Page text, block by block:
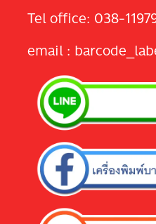
Tel office: 038-
email :